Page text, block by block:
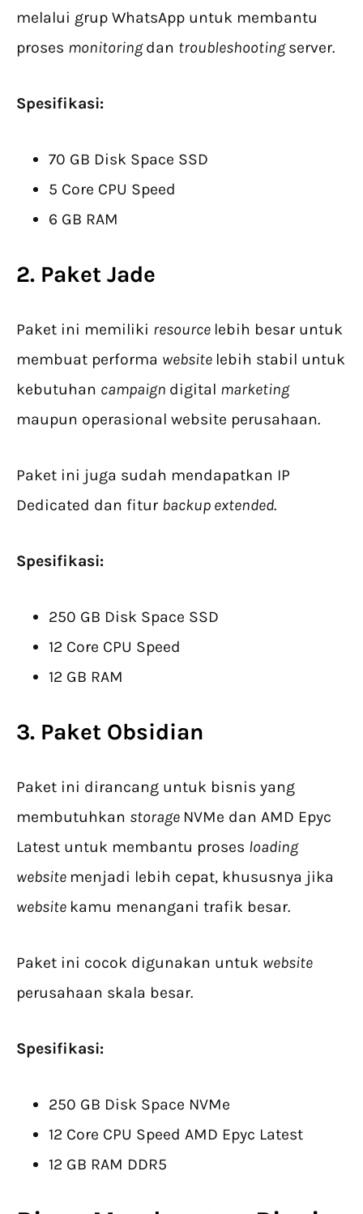
melalui grup WhatsApp untuk membantu
proses monitoringdan troubleshootingserver.
Spesifikasi:
70 GB Disk Space SSD
5 Core CPU Speed
6 GB RAM
2. Paket Jade
Paket ini memiliki resource lebih besar untuk
membuat performa website lebih stabil untuk
kebutuhan campaign digital marketing
maupun operasional website perusahaan.
Paket ini juga sudah mendapatkan IP
Dedicated dan fitur backup extended.
Spesifikasi:
250 GB Disk Space SSD
12 Core CPU Speed
12 GB RAM
3. Paket Obsidian
Paket ini dirancang untuk bisnis yang
membutuhkan storage NVMe dan AMD Epyc
Latest untuk membantu proses loading
website menjadi lebih cepat, khususnya jika
website kamu menangani trafik besar.
Paket ini cocok digunakan untuk website
perusahaan skala besar.
Spesifikasi:
250 GB Disk Space NVMe
12 Core CPU Speed AMD Epyc Latest
12 GB RAM DDR5